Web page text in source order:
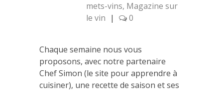
mets-vins, Magazine sur
le vin | 0
Chaque semaine nous vous
proposons, avec notre partenaire
Chef Simon (le site pour apprendre à
cuisiner), une recette de saison et ses